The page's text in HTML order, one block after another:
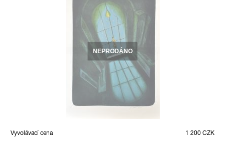
NEPRODÁNO
Vyvolávací cena
1 200 CZK